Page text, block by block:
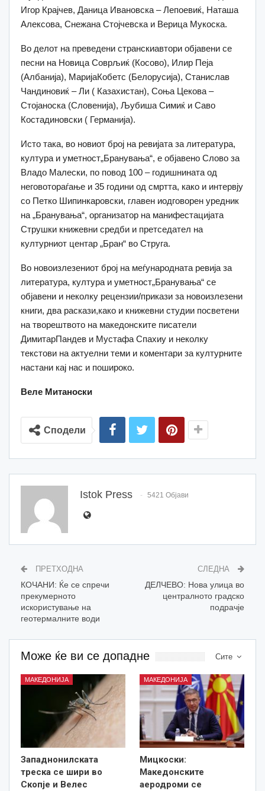
Игор Крајчев, Даница Ивановска – Лепоевиќ, Наташа
Алексова, Снежана Стојчевска и Верица Мукоска.
Во делот на преведени странскиавтори објавени се
песни на Новица Соврљиќ (Косово), Илир Пеја
(Албанија), МаријаКобетс (Белорусија), Станислав
Чандиновиќ – Ли ( Казахистан), Соња Цекова –
Стојаноска (Словенија), Љубиша Симиќ и Саво
Костадиновски ( Германија).
Исто така, во новиот број на ревијата за литература,
култура и уметност„Бранувања“, е објавено Слово за
Владо Малески, по повод 100 – годишнината од
неговотораѓање и 35 години од смртта, како и интервју
со Петко Шипинкаровски, главен иодговорен уредник
на „Бранувања“, организатор на манифестацијата
Струшки книжевни средби и претседател на
културниот центар „Бран“ во Струга.
Во новоизлезениот број на меѓународната ревија за
литература, култура и уметност„Бранувања“ се
објавени и неколку рецензии/прикази за новоизлезени
книги, два раскази,како и книжевни студии посветени
на творештвото на македонските писатели
ДимитарПандев и Мустафа Спахиу и неколку
текстови на актуелни теми и коментари за културните
настани кај нас и пошироко.
Веле Митаноски
Сподели
Istok Press 5421 Објави
ПРЕТХОДНА
КОЧАНИ: Ќе се спречи
прекумерното
искористување на
геотермалните води
СЛЕДНА
ДЕЛЧЕВО: Нова улица во
централното градско
подрачје
Сите
Може ќе ви се допадне
МАКЕДОНИЈА
Западнонилската
треска се шири во
Скопје и Велес
МАКЕДОНИЈА
Мицкоски:
Македонските
аеродроми се